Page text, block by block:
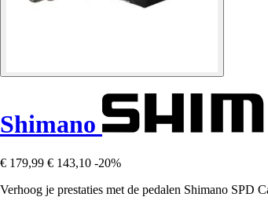
Shimano
€ 179,99 € 143,10 -20%
Verhoog je prestaties met de pedalen Shimano SPD